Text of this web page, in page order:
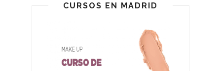
CURSOS EN MADRID